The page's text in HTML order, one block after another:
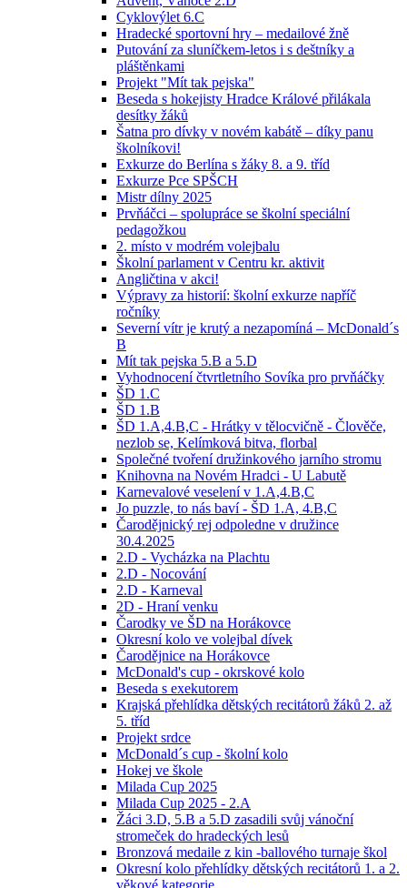
Cyklovýlet 6.C
Hradecké sportovní hry – medailové žně
Putování za sluníčkem-letos i s deštníky a
pláštěnkami
Projekt "Mít tak pejska"
Beseda s hokejisty Hradce Králové přilákala
desítky žáků
Šatna pro dívky v novém kabátě – díky panu
školníkovi!
Exkurze do Berlína s žáky 8. a 9. tříd
Exkurze Pce SPŠCH
Mistr dílny 2025
Prvňáčci – spolupráce se školní speciální
pedagožkou
2. místo v modrém volejbalu
Školní parlament v Centru kr. aktivit
Angličtina v akci!
Výpravy za historií: školní exkurze napříč
ročníky
Severní vítr je krutý a nezapomíná – McDonald´s
B
Mít tak pejska 5.B a 5.D
Vyhodnocení čtvrtletního Sovíka pro prvňáčky
ŠD 1.C
ŠD 1.B
ŠD 1.A,4.B,C - Hrátky v tělocvičně - Člověče,
nezlob se, Kelímková bitva, florbal
Společné tvoření družinkového jarního stromu
Knihovna na Novém Hradci - U Labutě
Karnevalové veselení v 1.A,4.B,C
Jo puzzle, to nás baví - ŠD 1.A, 4.B,C
Čarodějnický rej odpoledne v družince
30.4.2025
2.D - Vycházka na Plachtu
2.D - Nocování
2.D - Karneval
2D - Hraní venku
Čarodky ve ŠD na Horákovce
Okresní kolo ve volejbal dívek
Čarodějnice na Horákovce
McDonald's cup - okrskové kolo
Beseda s exekutorem
Krajská přehlídka dětských recitátorů žáků 2. až
5. tříd
Projekt srdce
McDonald´s cup - školní kolo
Hokej ve škole
Milada Cup 2025
Milada Cup 2025 - 2.A
Žáci 3.D, 5.B a 5.D zasadili svůj vánoční
stromeček do hradeckých lesů
Bronzová medaile z kin -ballového turnaje škol
Okresní kolo přehlídky dětských recitátorů 1. a 2.